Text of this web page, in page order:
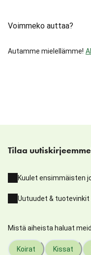
Voimmeko auttaa?
Autamme mielellämme!
Tilaa
Kuulet ensimmäisten
Uutuudet & tuotevinkit
Mistä aiheista haluat
Koirat Kissat